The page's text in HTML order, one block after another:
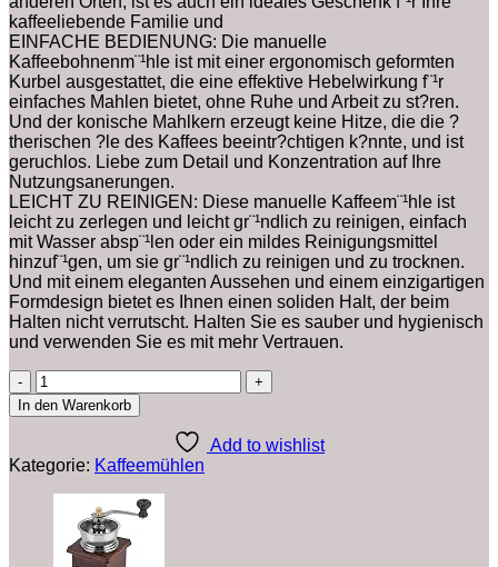
kaffeeliebende Familie und
EINFACHE BEDIENUNG: Die manuelle
Kaffeebohnenm¨¹hle ist mit einer ergonomisch geformten
Kurbel ausgestattet, die eine effektive Hebelwirkung f¨¹r
einfaches Mahlen bietet, ohne Ruhe und Arbeit zu st?ren.
Und der konische Mahlkern erzeugt keine Hitze, die die ?
therischen ?le des Kaffees beeintr?chtigen k?nnte, und ist
geruchlos. Liebe zum Detail und Konzentration auf Ihre
Nutzungsanerungen.
LEICHT ZU REINIGEN: Diese manuelle Kaffeem¨¹hle ist
leicht zu zerlegen und leicht gr¨¹ndlich zu reinigen, einfach
mit Wasser absp¨¹len oder ein mildes Reinigungsmittel
hinzuf¨¹gen, um sie gr¨¹ndlich zu reinigen und zu trocknen.
Und mit einem eleganten Aussehen und einem einzigartigen
Formdesign bietet es Ihnen einen soliden Halt, der beim
Halten nicht verrutscht. Halten Sie es sauber und hygienisch
und verwenden Sie es mit mehr Vertrauen.
Manuelle
Kaffeem¨¹hle,
Einstellbare
Buchenholz-
Edelstahlkern-
tragbare
Hand-
Kaffeem¨¹hlenm¨¹hle
In den Warenkorb
Add to wishlist
Kategorie: Kaffeemühlen